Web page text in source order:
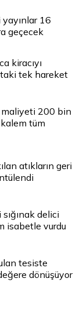
16
geçecek
kiracıyı
tek hareket
maliyeti 200 bin
tüm
atıkların geri
delici
isabetle vurdu
tesiste
dönüşüyor